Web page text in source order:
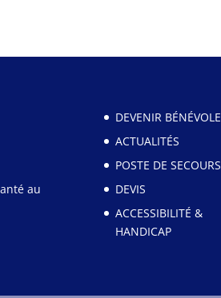
au
DEVENIR BÉNÉVOLE
ACTUALITÉS
POSTE DE SECOURS
DEVIS
ACCESSIBILITÉ &
HANDICAP